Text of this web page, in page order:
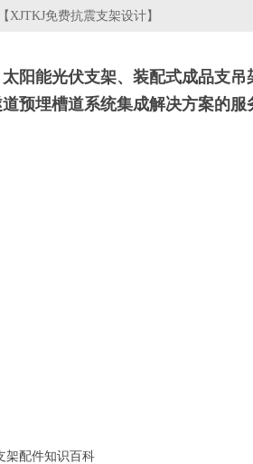
免费抗震支架设计】
阳能光伏支架、装配式成品支吊
预埋槽道系统集成解决方案的服
架配件知识百科